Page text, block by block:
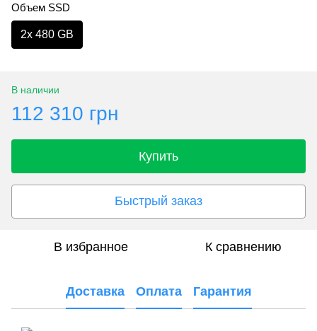
Объем SSD
2х 480 GB
В наличии
112 310 грн
Купить
Быстрый заказ
В избранное К сравнению
Доставка Оплата Гарантия